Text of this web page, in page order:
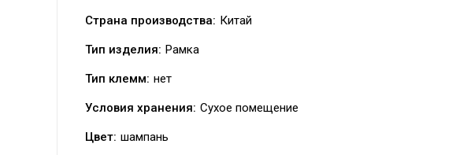
Страна производства: Китай
Тип изделия: Рамка
Тип клемм: нет
Условия хранения: Сухое помещение
Цвет: шампань